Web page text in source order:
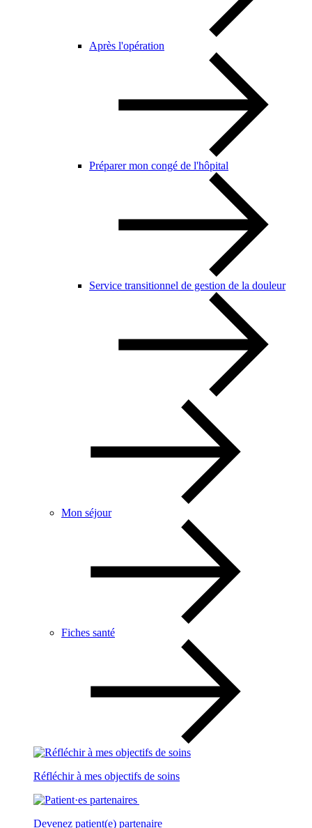
Après l'opération
Préparer mon congé de l'hôpital
Service transitionnel de gestion de la douleur
Mon séjour
Fiches santé
Réfléchir à mes objectifs de soins
Devenez patient(e) partenaire